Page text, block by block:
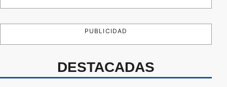
PUBLICIDAD
DESTACADAS